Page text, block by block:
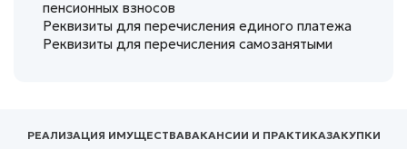
пенсионных взносов
Реквизиты для перечисления единого платежа
Реквизиты для перечисления самозанятыми
РЕАЛИЗАЦИЯ ИМУЩЕСТВАВАКАНСИИ И ПРАКТИКАЗАКУПКИ